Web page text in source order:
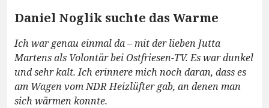
Daniel Noglik suchte das Warme
Ich war genau einmal da – mit der lieben Jutta
Martens als Volontär bei Ostfriesen-TV. Es war dunkel
und sehr kalt. Ich erinnere mich noch daran, dass es
am Wagen vom NDR Heizlüfter gab, an denen man
sich wärmen konnte.